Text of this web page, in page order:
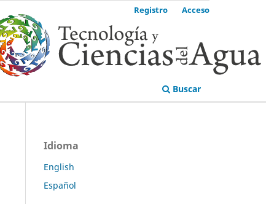
Buscar
Registro Acceso
Idioma
English
Español